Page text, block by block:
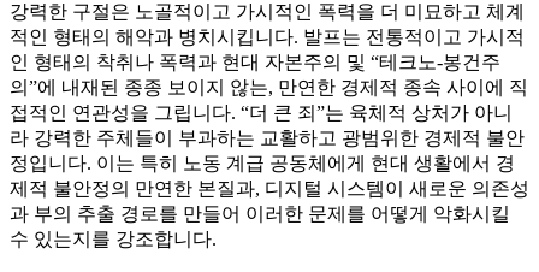
강력한 구절은 노골적이고 가시적인 폭력을 더 미묘하고 체계
적인 형태의 해악과 병치시킵니다. 발프는 전통적이고 가시적
인 형태의 착취나 폭력과 현대 자본주의 및 “테크노-봉건주
의”에 내재된 종종 보이지 않는, 만연한 경제적 종속 사이에 직
접적인 연관성을 그립니다. “더 큰 죄”는 육체적 상처가 아니
라 강력한 주체들이 부과하는 교활하고 광범위한 경제적 불안
정입니다. 이는 특히 노동 계급 공동체에게 현대 생활에서 경
제적 불안정의 만연한 본질과, 디지털 시스템이 새로운 의존성
과 부의 추출 경로를 만들어 이러한 문제를 어떻게 악화시킬
수 있는지를 강조합니다.